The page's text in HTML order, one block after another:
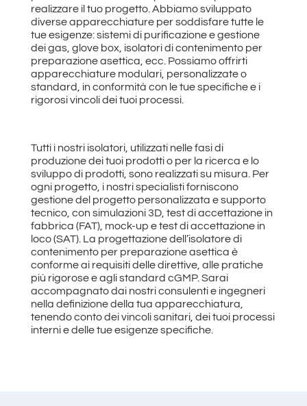
realizzare il tuo progetto. Abbiamo sviluppato
diverse apparecchiature per soddisfare tutte le
tue esigenze: sistemi di purificazione e gestione
dei gas, glove box, isolatori di contenimento per
preparazione asettica, ecc. Possiamo offrirti
apparecchiature modulari, personalizzate o
standard, in conformità con le tue specifiche e i
rigorosi vincoli dei tuoi processi.
Tutti i nostri isolatori, utilizzati nelle fasi di
produzione dei tuoi prodotti o per la ricerca e lo
sviluppo di prodotti, sono realizzati su misura. Per
ogni progetto, i nostri specialisti forniscono
gestione del progetto personalizzata e supporto
tecnico, con simulazioni 3D, test di accettazione in
fabbrica (FAT), mock-up e test di accettazione in
loco (SAT). La progettazione dell’isolatore di
contenimento per preparazione asettica è
conforme ai requisiti delle direttive, alle pratiche
più rigorose e agli standard cGMP. Sarai
accompagnato dai nostri consulenti e ingegneri
nella definizione della tua apparecchiatura,
tenendo conto dei vincoli sanitari, dei tuoi processi
interni e delle tue esigenze specifiche.